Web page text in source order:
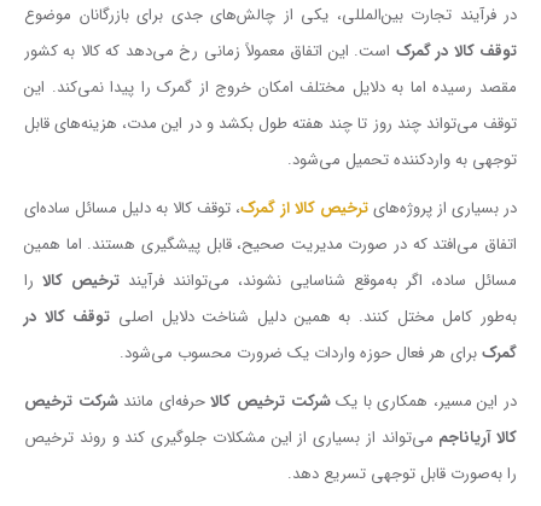
در فرآیند تجارت بین‌المللی، یکی از چالش‌های جدی برای بازرگانان موضوع
توقف کالا در گمرک است. این اتفاق معمولاً زمانی رخ می‌دهد که کالا به کشور
مقصد رسیده اما به دلایل مختلف امکان خروج از گمرک را پیدا نمی‌کند. این
توقف می‌تواند چند روز تا چند هفته طول بکشد و در این مدت، هزینه‌های قابل
توجهی به واردکننده تحمیل می‌شود.
در بسیاری از پروژه‌هایترخیص کالا از گمرک، توقف کالا به دلیل مسائل ساده‌ای
اتفاق می‌افتد که در صورت مدیریت صحیح، قابل پیشگیری هستند. اما همین
مسائل ساده، اگر به‌موقع شناسایی نشوند، می‌توانند فرآیند ترخیص کالا را
به‌طور کامل مختل کنند. به همین دلیل شناخت دلایل اصلی توقف کالا در
گمرکبرای هر فعال حوزه واردات یک ضرورت محسوب می‌شود.
در این مسیر، همکاری با یکشرکت ترخیص کالاحرفه‌ای مانندشرکت ترخیص
کالا آریاناجم می‌تواند از بسیاری از این مشکلات جلوگیری کند و روند ترخیص
را به‌صورت قابل توجهی تسریع دهد.